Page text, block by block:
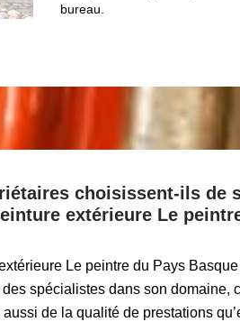
bureau.
choisissent-ils de
extérieure Le
Le peintre du Pays
spécialistes dans son domaine,
de la qualité de prestations